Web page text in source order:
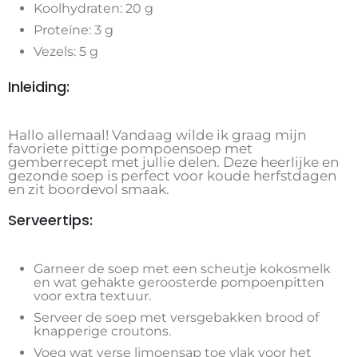
Koolhydraten: 20 g
Proteïne: 3 g
Vezels: 5 g
Inleiding:
Hallo allemaal! Vandaag wilde ik graag mijn
favoriete pittige pompoensoep met
gemberrecept met jullie delen. Deze heerlijke en
gezonde soep is perfect voor koude herfstdagen
en zit boordevol smaak.
Serveertips:
Garneer de soep met een scheutje kokosmelk
en wat gehakte geroosterde pompoenpitten
voor extra textuur.
Serveer de soep met versgebakken brood of
knapperige croutons.
Voeg wat verse limoensap toe vlak voor het